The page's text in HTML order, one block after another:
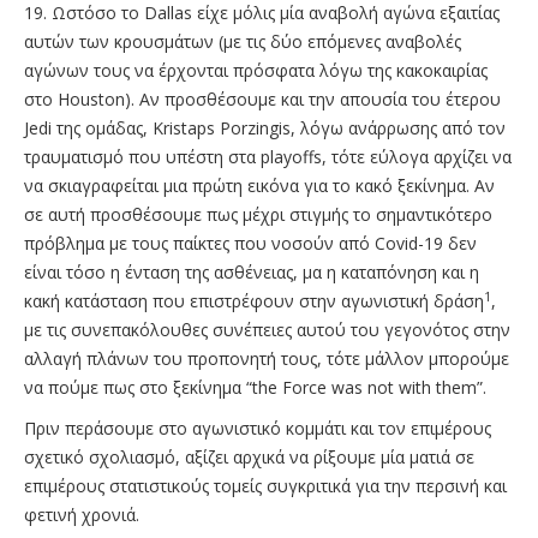
19. Ωστόσο το Dallas είχε μόλις μία αναβολή αγώνα εξαιτίας
αυτών των κρουσμάτων (με τις δύο επόμενες αναβολές
αγώνων τους να έρχονται πρόσφατα λόγω της κακοκαιρίας
στο Houston). Αν προσθέσουμε και την απουσία του έτερου
Jedi της ομάδας, Kristaps Porzingis, λόγω ανάρρωσης από τον
τραυματισμό που υπέστη στα playoffs, τότε εύλογα αρχίζει να
να σκιαγραφείται μια πρώτη εικόνα για το κακό ξεκίνημα. Αν
σε αυτή προσθέσουμε πως μέχρι στιγμής το σημαντικότερο
πρόβλημα με τους παίκτες που νοσούν από Covid-19 δεν
είναι τόσο η ένταση της ασθένειας, μα η καταπόνηση και η
κακή κατάσταση που επιστρέφουν στην αγωνιστική δράση1 ,
με τις συνεπακόλουθες συνέπειες αυτού του γεγονότος στην
αλλαγή πλάνων του προπονητή τους, τότε μάλλον μπορούμε
να πούμε πως στο ξεκίνημα “the Force was not with them”.
Πριν περάσουμε στο αγωνιστικό κομμάτι και τον επιμέρους
σχετικό σχολιασμό, αξίζει αρχικά να ρίξουμε μία ματιά σε
επιμέρους στατιστικούς τομείς συγκριτικά για την περσινή και
φετινή χρονιά.